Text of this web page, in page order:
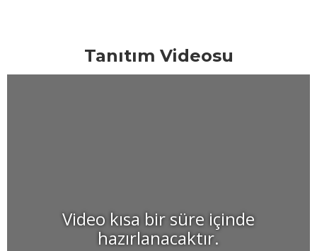
Tanıtım Videosu
Video kısa bir süre içinde
hazırlanacaktır.